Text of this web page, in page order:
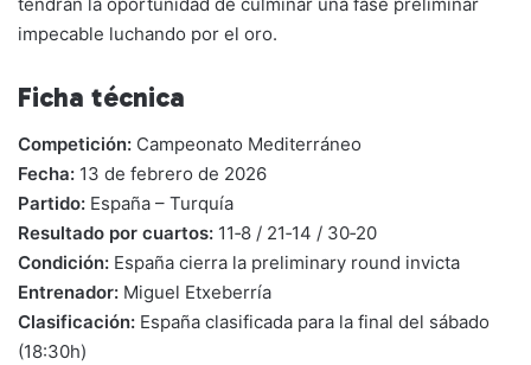
impecable luchando por el oro.
Ficha técnica
Competición: Campeonato Mediterráneo
Fecha: 13 de febrero de 2026
Partido: España – Turquía
Resultado por cuartos: 11‑8 / 21‑14 / 30‑20
Condición: España cierra la preliminary round invicta
Entrenador: Miguel Etxeberría
Clasificación: España clasificada para la final del sábado
(18:30h)